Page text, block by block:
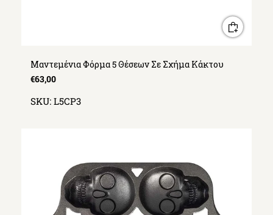
Μαντεμένια Φόρμα 5 Θέσεων Σε Σχήμα Κάκτου
€63,00
SKU: L5CP3